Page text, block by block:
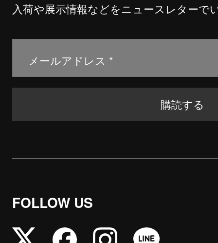
入荷や展示情報などをニュースレターで
FOLLOW US